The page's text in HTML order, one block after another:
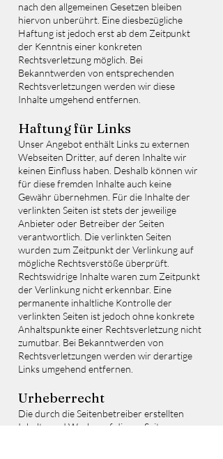
nach den allgemeinen Gesetzen bleiben
hiervon unberührt. Eine diesbezügliche
Haftung ist jedoch erst ab dem Zeitpunkt
der Kenntnis einer konkreten
Rechtsverletzung möglich. Bei
Bekanntwerden von entsprechenden
Rechtsverletzungen werden wir diese
Inhalte umgehend entfernen.
Haftung für Links
Unser Angebot enthält Links zu externen
Webseiten Dritter, auf deren Inhalte wir
keinen Einfluss haben. Deshalb können wir
für diese fremden Inhalte auch keine
Gewähr übernehmen. Für die Inhalte der
verlinkten Seiten ist stets der jeweilige
Anbieter oder Betreiber der Seiten
verantwortlich. Die verlinkten Seiten
wurden zum Zeitpunkt der Verlinkung auf
mögliche Rechtsverstöße überprüft.
Rechtswidrige Inhalte waren zum Zeitpunkt
der Verlinkung nicht erkennbar. Eine
permanente inhaltliche Kontrolle der
verlinkten Seiten ist jedoch ohne konkrete
Anhaltspunkte einer Rechtsverletzung nicht
zumutbar. Bei Bekanntwerden von
Rechtsverletzungen werden wir derartige
Links umgehend entfernen.
Urheberrecht
Die durch die Seitenbetreiber erstellten
Inhalte und Werke auf diesen Seiten